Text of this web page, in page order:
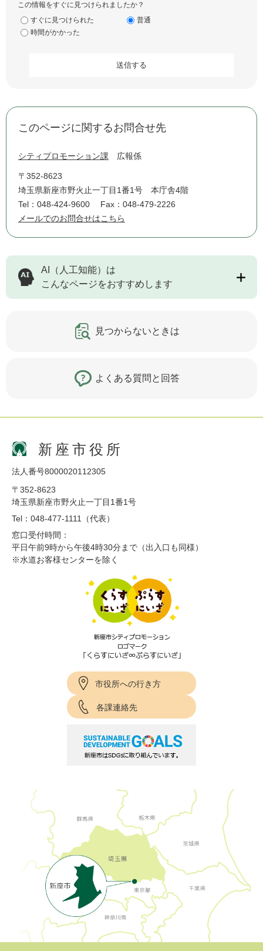
この情報をすぐに見つけられましたか？
すぐに見つけられた
普通
時間がかかった
このページに関するお問合せ先
シティプロモーション課 広報係
〒352-8623
埼玉県新座市野火止一丁目1番1号 本庁舎4階
Tel：048-424-9600
Fax：048-479-2226
メールでのお問合せはこちら
AI（人工知能）は
こんなページをおすすめします
見つからないときは
よくある質問と回答
新座市役所
法人番号8000020112305
〒352-8623
埼玉県新座市野火止一丁目1番1号
Tel：048-477-1111（代表）
窓口受付時間：
平日午前9時から午後4時30分まで（出入口も同様）
※水道お客様センターを除く
市役所への行き方
各課連絡先